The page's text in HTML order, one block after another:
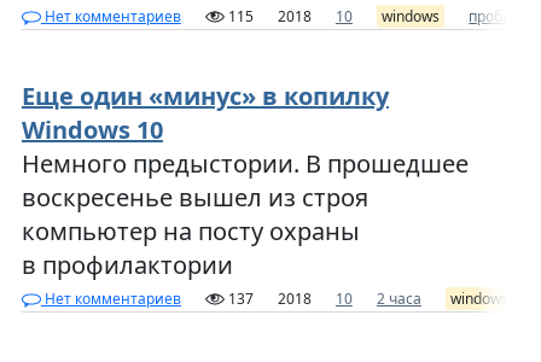
Нет комментариев 115 2018 10 windows проблема
Еще один «минус» в копилку
Windows 10
Немного предыстории. В прошедшее
воскресенье вышел из строя
компьютер на посту охраны
в профилактории
Нет комментариев 137 2018 10 2 часа windows